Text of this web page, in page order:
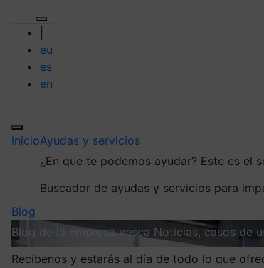
eu
es
en
InicioAyudas y servicios
¿En que te podemos ayudar? Este es el
Buscador de ayudas y servicios para
Blog
Blog de la empresa vasca Noticias, casos de
Recíbenos y estarás al día de todo lo que